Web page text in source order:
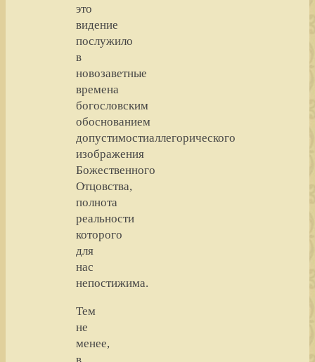
это
видение
послужило
в
новозаветные
времена
богословским
обоснованием
допустимостиаллегорического
изображения
Божественного
Отцовства,
полнота
реальности
которого
для
нас
непостижима.
Тем
не
менее,
в